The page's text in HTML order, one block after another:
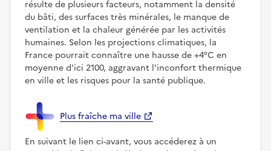
résulte de plusieurs facteurs, notamment la densité
du bâti, des surfaces très minérales, le manque de
ventilation et la chaleur générée par les activités
humaines. Selon les projections climatiques, la
France pourrait connaître une hausse de +4°C en
moyenne d'ici 2100, aggravant l'inconfort thermique
en ville et les risques pour la santé publique.
Plus fraîche ma ville
En suivant le lien ci-avant, vous accéderez à un